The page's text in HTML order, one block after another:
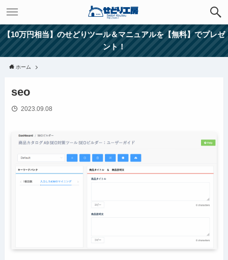
【10万円相当】のせどりツール＆マニュアルを【無料】でプレゼ
ント！
ホーム
seo
2023.09.08